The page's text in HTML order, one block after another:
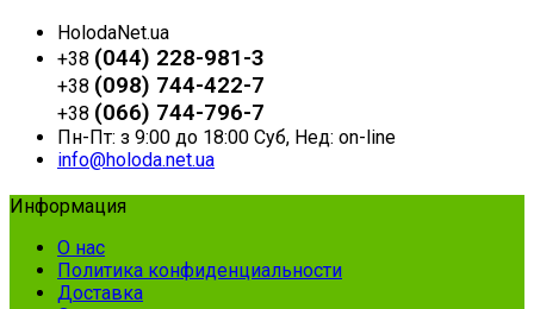
HolodaNet.ua
+38 (044) 228-981-3
+38 (098) 744-422-7
+38 (066) 744-796-7
Пн-Пт: з 9:00 до 18:00 Суб, Нед: on-line
info@holoda.net.ua
Информация
О нас
Политика конфиденциальности
Доставка